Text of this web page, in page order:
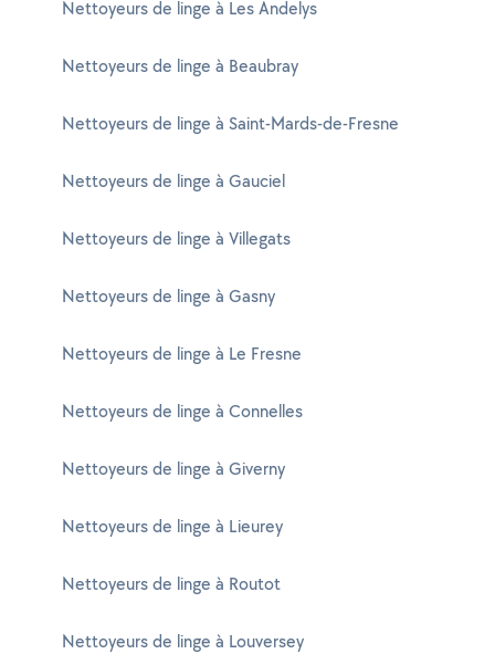
Nettoyeurs de linge à Les Andelys
Nettoyeurs de linge à Beaubray
Nettoyeurs de linge à Saint-Mards-de-Fresne
Nettoyeurs de linge à Gauciel
Nettoyeurs de linge à Villegats
Nettoyeurs de linge à Gasny
Nettoyeurs de linge à Le Fresne
Nettoyeurs de linge à Connelles
Nettoyeurs de linge à Giverny
Nettoyeurs de linge à Lieurey
Nettoyeurs de linge à Routot
Nettoyeurs de linge à Louversey